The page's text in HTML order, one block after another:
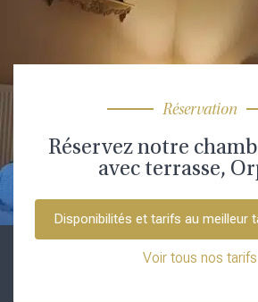
Réservation
Réservez notre
avec terrasse,
Disponibilités et tarifs au meilleur
Voir tous nos tarifs